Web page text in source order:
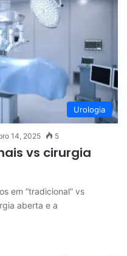
Urologia
14, 2025 5
vs cirurgia
em “tradicional” vs
aberta e a